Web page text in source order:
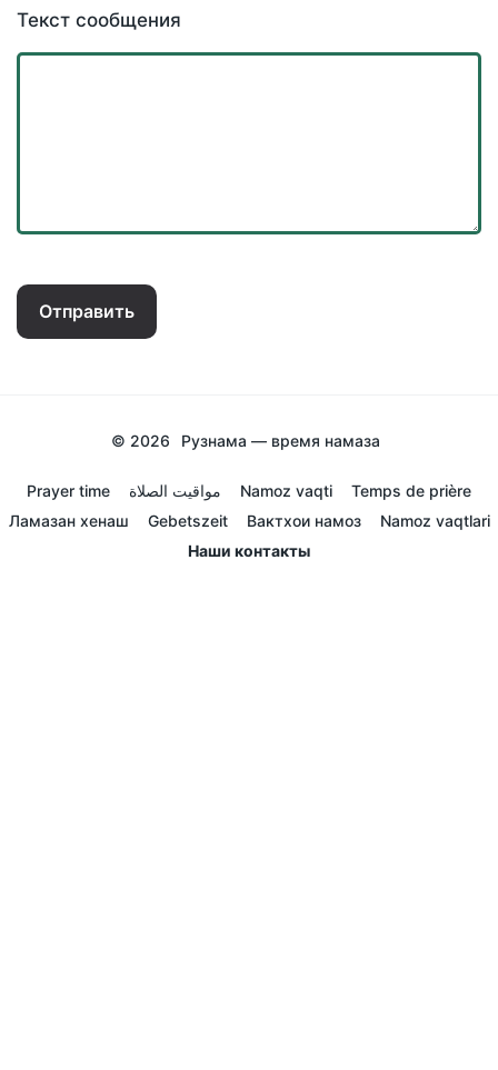
Текст сообщения
Отправить
© 2026 Рузнама — время намаза
Prayer time مواقيت الصلاة Namoz vaqti
Temps de prière
Ламазан хенаш
Gebetszeit Вактхои намоз
Namoz vaqtlari
Наши контакты